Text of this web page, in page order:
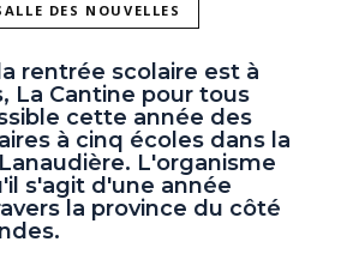
DES NOUVELLES
rentrée scolaire est à
La Cantine pour tous
cette année des
à cinq écoles dans la
L'organisme
s'agit d'une année
la province du côté